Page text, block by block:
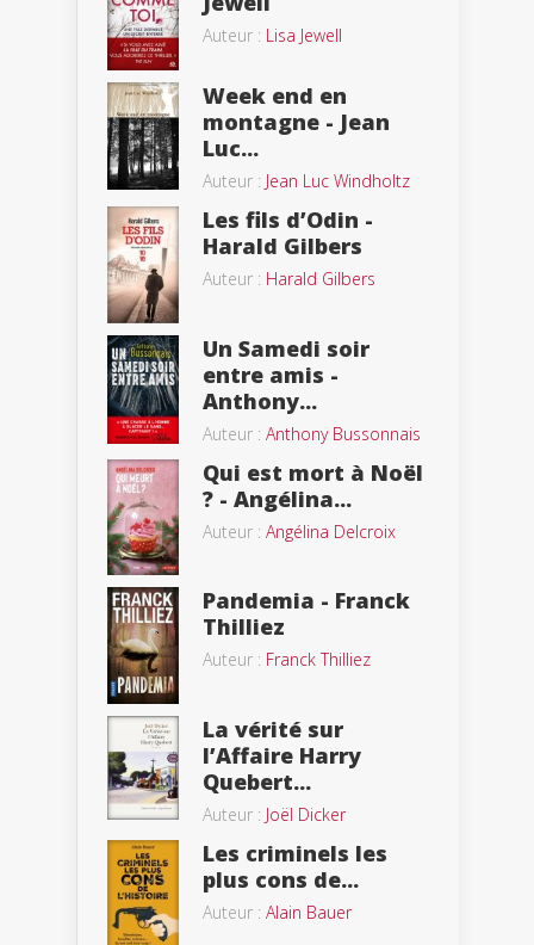
Auteur : Lisa Jewell
Week end en
montagne - Jean
Luc...
Auteur : Jean Luc Windholtz
Les fils d’Odin -
Harald Gilbers
Auteur : Harald Gilbers
Un Samedi soir
entre amis -
Anthony...
Auteur : Anthony Bussonnais
Qui est mort à Noël
? - Angélina...
Auteur : Angélina Delcroix
Pandemia - Franck
Thilliez
Auteur : Franck Thilliez
La vérité sur
l’Affaire Harry
Quebert...
Auteur : Joël Dicker
Les criminels les
plus cons de...
Auteur : Alain Bauer